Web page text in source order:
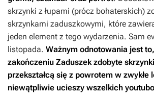
skrzynki z łupami (prócz bohaterskich)
skrzynkami zaduszkowymi, które
jeden element z tego wydarzenia. Sam
listopada. Ważnym odnotowania jest
zakończeniu Zaduszek zdobyte
przekształcą się z powrotem w zwykłe
niewątpliwie ucieszy wszelkich